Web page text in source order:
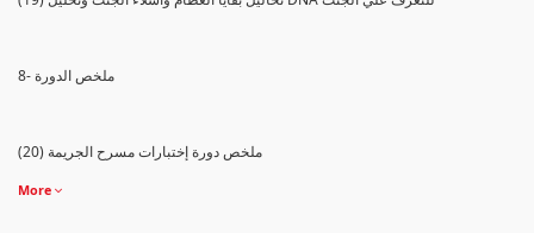
8- ملخص الدورة
(20) ملخص دورة إختبارات مسرح الجريمة
More